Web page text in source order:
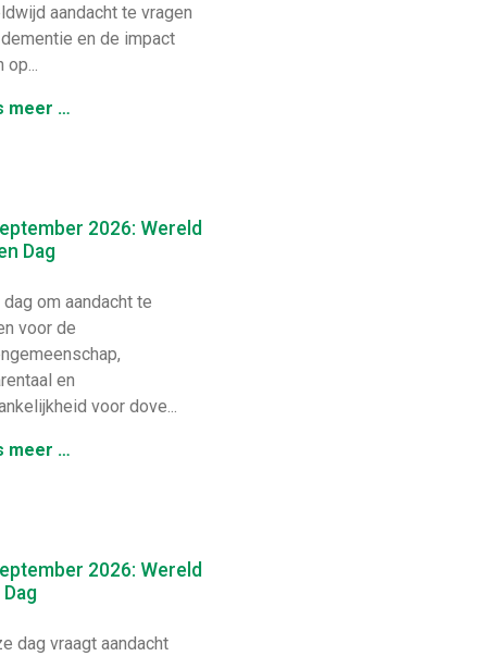
aandacht te vragen
en de impact
op...
meer …
2026: Wereld
Dag
om aandacht te
voor de
en
voor dove...
meer …
2026: Wereld
dag vraagt aandacht